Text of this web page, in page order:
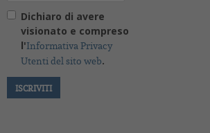
Dichiaro di avere
visionato e compreso
l'Informativa Privacy
Utenti del sito web.